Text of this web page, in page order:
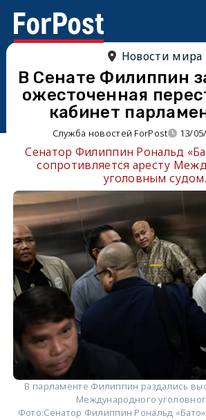
Новости мира
В Сенате Филиппин
ожесточенная
кабинет
Служба новостей ForPost 13/
Сенатор Филиппин Рональд
сопротивляется аресту
уголовным судом.
В парламенте Филиппин раздались
Международного
Фото:Сенатор Филиппин Рональд